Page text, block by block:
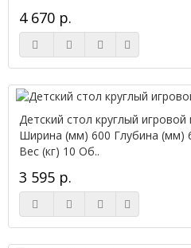
4 670 р.
Детский стол круглый
Ширина (мм) 600 Глубина
Вес (кг) 10 Об..
3 595 р.